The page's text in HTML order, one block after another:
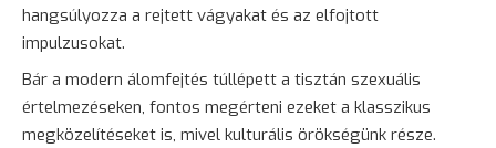
hangsúlyozza a rejtett vágyakat és az elfojtott
impulzusokat.
Bár a modern álomfejtés túllépett a tisztán szexuális
értelmezéseken, fontos megérteni ezeket a klasszikus
megközelítéseket is, mivel kulturális örökségünk része.